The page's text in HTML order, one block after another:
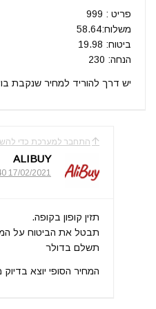
פריט : 999
משלוח:58.64
ביטוח: 19.98
הנחה: 230
יש דרך להוריד למחיר שנקבת
התחבר למערכת כדי
ALIBUY
17/02/2021 at 10:40
תזין קופון בקופה.
תבטל את הביטוח על
תשלם בדולר
המחיר הסופי יוצא בדיוק